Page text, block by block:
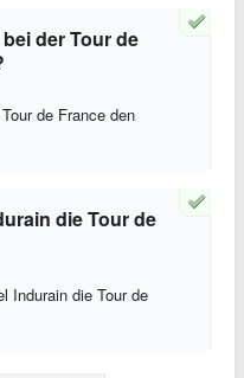
der Tour de
de France den
die Tour de
Indurain die Tour de